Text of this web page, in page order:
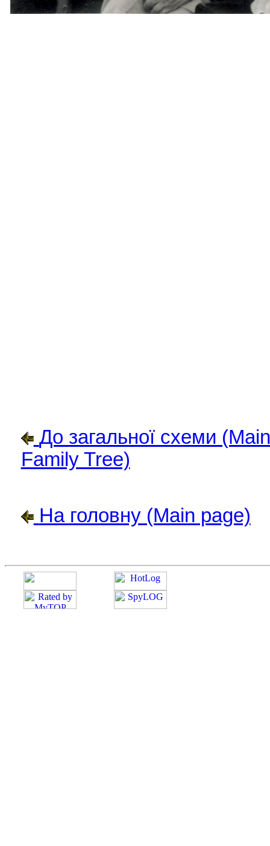
До загальної схеми (Main
Family Tree)
На головну (Main page)